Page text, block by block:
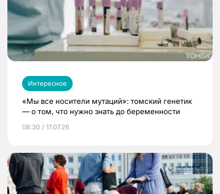
Интересное
«Мы все носители мутаций»: томский генетик
— о том, что нужно знать до беременности
08:30 / 17.07.26